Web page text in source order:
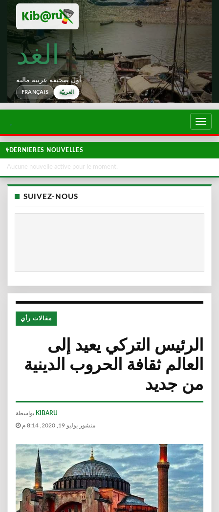
الغد
أول صحيفة عربية مالية
FRANÇAIS العربيّة
تبديل
DERNIERES NOUVELLES
Aucune nouvelle active pour le moment.
SUIVEZ-NOUS
مقالات رأي
الرئيس التركي يعيد إلى
العالم ثقافة الحروب الدينية
من جديد
KIBARU
منشور يوليو 19, 2020, 8:14 م